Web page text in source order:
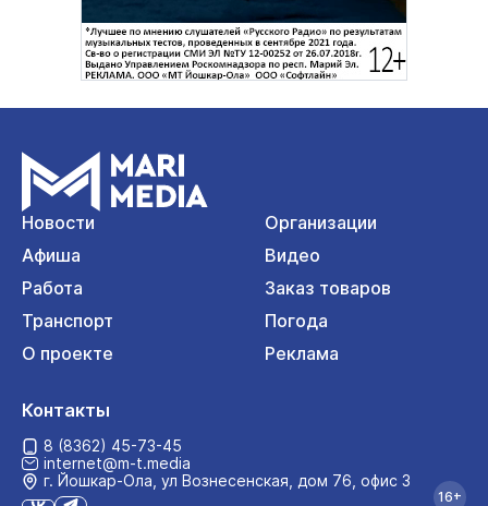
Новости
Организации
Афиша
Видео
Работа
Заказ товаров
Транспорт
Погода
О проекте
Реклама
Контакты
8 (8362) 45-73-45
internet@m-t.media
г. Йошкар‑Ола, ул Вознесенская, дом 76, офис 3
16+